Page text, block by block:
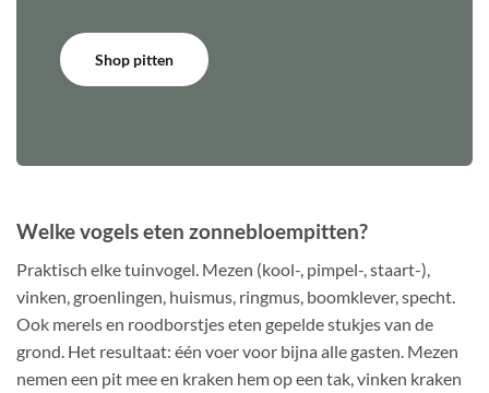
Shop pitten
Welke vogels eten zonnebloempitten?
Praktisch elke tuinvogel. Mezen (kool-, pimpel-, staart-),
vinken, groenlingen, huismus, ringmus, boomklever, specht.
Ook merels en roodborstjes eten gepelde stukjes van de
grond. Het resultaat: één voer voor bijna alle gasten. Mezen
nemen een pit mee en kraken hem op een tak, vinken kraken